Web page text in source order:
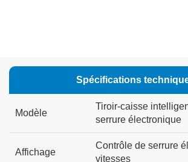
Spécifications
Modèle
Tiroir-caisse
serrure électronique
Affichage
Contrôle de serrure
vitesses